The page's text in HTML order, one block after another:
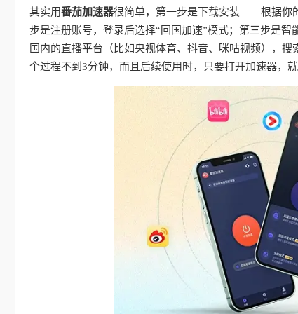
其实用番茄加速器很简单，第一步是下载安装——根据你
步是注册账号，登录后选择“回国加速”模式；第三步是
国内的直播平台（比如央视体育、抖音、咪咕视频），
个过程不到3分钟，而且后续使用时，只要打开加速器，